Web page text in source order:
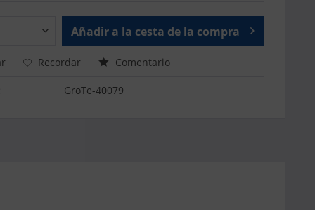
Añadir a la cesta de la compra
Recordar Comentario
GroTe-40079